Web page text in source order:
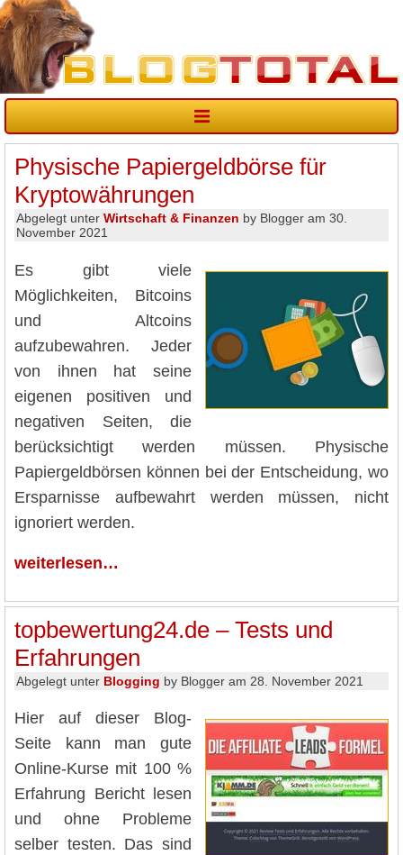
Physische Papiergeldbörse für
Kryptowährungen
Abgelegt unter Wirtschaft & Finanzen by Blogger am 30.
November 2021
Es gibt viele
Möglichkeiten, Bitcoins
und Altcoins
aufzubewahren. Jeder
von ihnen hat seine
eigenen positiven und
negativen Seiten, die
berücksichtigt werden müssen. Physische
Papiergeldbörsen können bei der Entscheidung, wo
Ersparnisse aufbewahrt werden müssen, nicht
ignoriert werden.
weiterlesen…
topbewertung24.de – Tests und
Erfahrungen
Abgelegt unter Blogging by Blogger am 28. November 2021
Hier auf dieser Blog-
Seite kann man gute
Online-Kurse mit 100 %
Erfahrung Bericht lesen
und ohne Probleme
selber testen. Das sind